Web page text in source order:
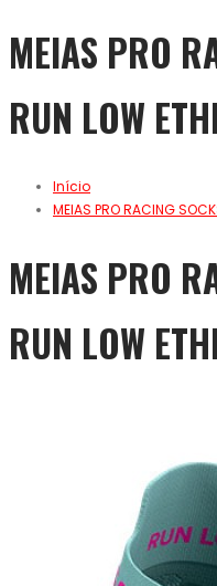
MEIAS PRO
RUN LOW
Início
MEIAS PRO RACING
MEIAS PRO
RUN LOW